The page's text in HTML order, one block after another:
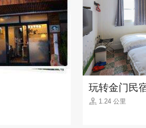
玩转金门民
1.24 公里